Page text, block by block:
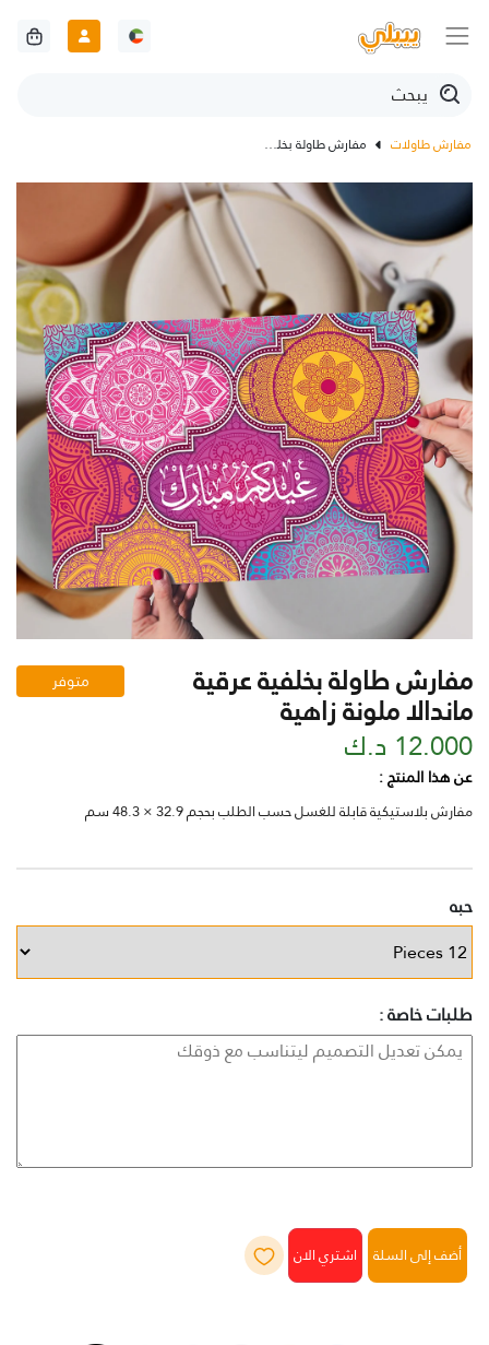
مفارش طاولات مفارش طاولة بخلفية عرقية ماندالا ملونة زاهية
مفارش طاولة بخلفية عرقية
ماندالا ملونة زاهية
متوفر
12.000 د.ك
عن هذا المنتج :
مفارش بلاستيكية قابلة للغسل حسب الطلب بحجم 32.9 × 48.3 سم
حبه
طلبات خاصة :
أضف إلى السلة